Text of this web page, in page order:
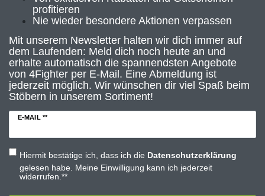
profitieren
Nie wieder besondere Aktionen verpassen
Mit unserem Newsletter halten wir dich immer auf
dem Laufenden: Meld dich noch heute an und
erhalte automatisch die spannendsten Angebote
von 4Fighter per E-Mail. Eine Abmeldung ist
jederzeit möglich. Wir wünschen dir viel Spaß beim
Stöbern in unserem Sortiment!
E-MAIL **
Hiermit bestätige ich, dass ich die Daten­schutz­erklärung
gelesen habe. Meine Einwilligung kann ich jederzeit
widerrufen.**